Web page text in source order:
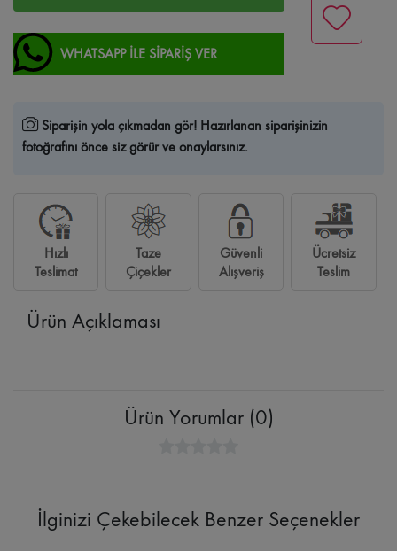
WHATSAPP İLE SİPARİŞ VER
Siparişin yola çıkmadan gör! Hazırlanan siparişinizin
fotoğrafını önce siz görür ve onaylarsınız.
Hızlı
Teslimat
Taze
Çiçekler
Güvenli
Alışveriş
Ücretsiz
Teslim
Ürün Açıklaması
Ürün Yorumlar (0)
İlginizi Çekebilecek Benzer Seçenekler